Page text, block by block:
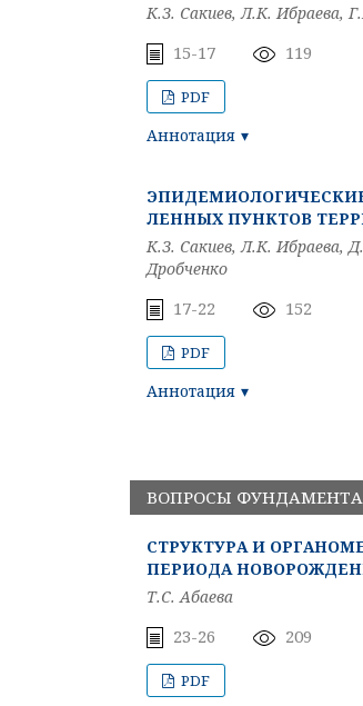
К.З. Сакиев, Л.К. Ибраева,
15-17 119
PDF
Аннотация
ЛЕННЫХ ПУНКТОВ
К.З. Сакиев, Л.К. Ибраева,
Дробченко
17-22 152
PDF
Аннотация
ВОПРОСЫ
СТРУКТУРА И
ПЕРИОДА
Т.С. Абаева
23-26 209
PDF